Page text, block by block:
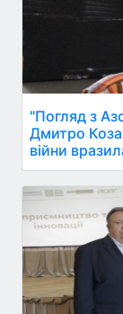
"Погляд з
Дмитро
війни